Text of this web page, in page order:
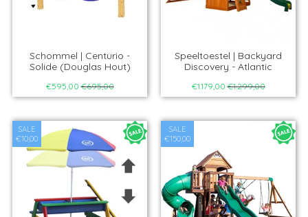
Schommel | Centurio -
Solide (Douglas Hout)
€595,00 €695,00
Speeltoestel | Backyard
Discovery - Atlantic
€1.179,00 €1.299,00
SALE
€10,00
SALE
€150,00